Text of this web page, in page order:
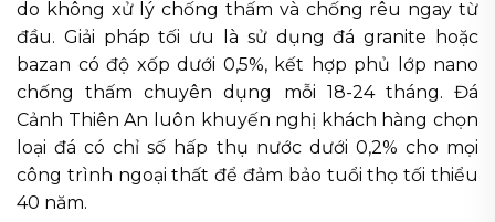
do không xử lý chống thấm và chống rêu ngay từ
đầu. Giải pháp tối ưu là sử dụng đá granite hoặc
bazan có độ xốp dưới 0,5%, kết hợp phủ lớp nano
chống thấm chuyên dụng mỗi 18-24 tháng. Đá
Cảnh Thiên An luôn khuyến nghị khách hàng chọn
loại đá có chỉ số hấp thụ nước dưới 0,2% cho mọi
công trình ngoại thất để đảm bảo tuổi thọ tối thiểu
40 năm.